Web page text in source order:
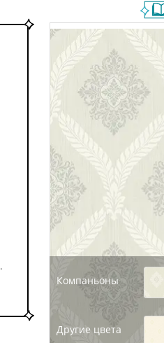
Компаньоны
Другие цвета